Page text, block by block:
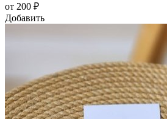
от 200 ₽
Добавить